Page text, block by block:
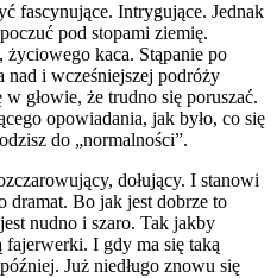
fascynujące. Intrygujące. Jednak
pod stopami ziemię.
kaca. Stąpanie po
i wcześniejszej podróży
głowie, że trudno się poruszać.
opowiadania, jak było, co się
do „normalności”.
dołujący. I stanowi
Bo jak jest dobrze to
nudno i szaro. Tak jakby
fajerwerki. I gdy ma się taką
Już niedługo znowu się